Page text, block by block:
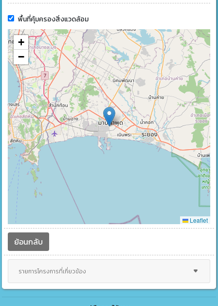
พื้นที่คุ้มครองสิ่งแวดล้อม
+
−
Leaflet
ย้อนกลับ
รายการโครงการที่เกี่ยวข้อง